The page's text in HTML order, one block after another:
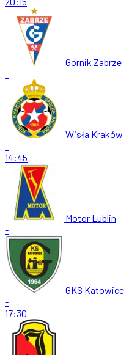
Gornik Zabrze
-
Wisła Kraków
-
14:45
Motor Lublin
-
GKS Katowice
-
17:30